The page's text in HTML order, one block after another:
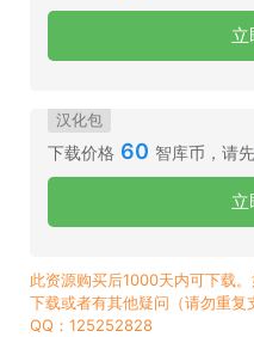
立
汉化包
下载价格 60 智库币，请先
立
此资源购买后1000天内可下载
下载或者有其他疑问（请勿重复
QQ：125252828